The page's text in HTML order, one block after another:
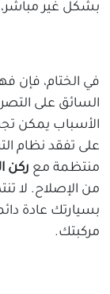
بشكل غير
في الختام، فإن
السائق على
الأسباب يمكن
على تفقد نظام
منتظمة مع ركن
من الإصلاح. لا
بسيارتك عادة
مركبتك.